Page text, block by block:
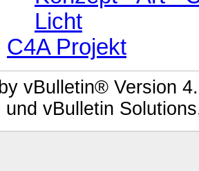
Licht
C4A Projekt
vBulletin® Version
und vBulletin